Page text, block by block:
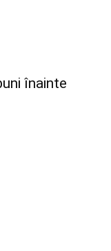
înainte